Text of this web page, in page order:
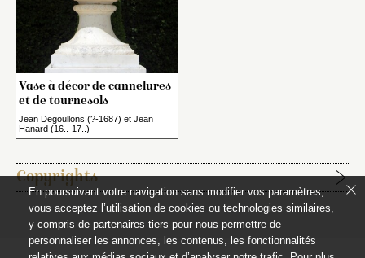
Vase à décor de cannelures
et de tournesols
Jean Degoullons (?-1687) et Jean
Hanard (16..-17..)
Copyrights
Étapes de publication :
2021-07-21, publication initiale de la notice rédigée par
En poursuivant votre navigation sans modifier vos paramètres,
vous acceptez l’utilisation de cookies ou technologies similaires,
y compris de partenaires tiers pour nous permettre de
personnaliser les annonces, les contenus, les fonctionnalités